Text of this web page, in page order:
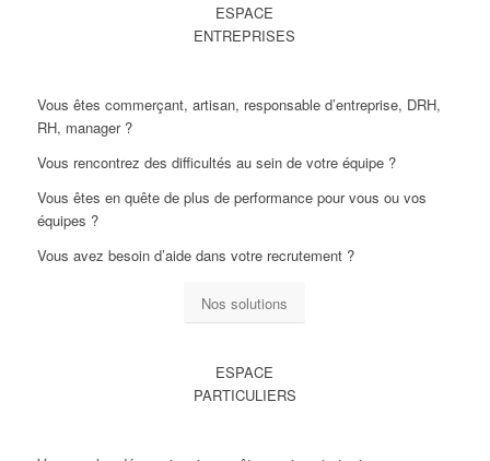
ESPACE
ENTREPRISES
Vous êtes commerçant, artisan, responsable d’entreprise, DRH,
RH, manager ?
Vous rencontrez des difficultés au sein de votre équipe ?
Vous êtes en quête de plus de performance pour vous ou vos
équipes ?
Vous avez besoin d’aide dans votre recrutement ?
Nos solutions
ESPACE
PARTICULIERS